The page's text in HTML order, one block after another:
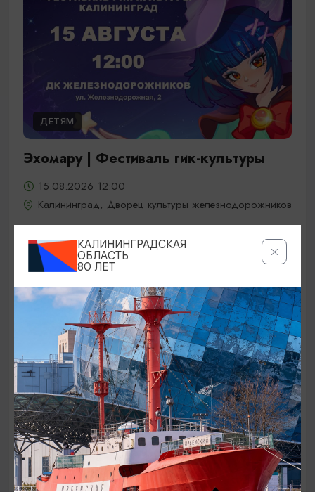
ДЕТЯМ
Эхомару | Фестиваль гик-культуры
15.08.2026 12:00
Калининград, Дворец культуры железнодорожников
ОТ 5000₽
КОНЦЕРТЫ
Jony / Джони
15.08.2026 19:00
КАЛИНИНГРАДСКАЯ
ОБЛАСТЬ
80 ЛЕТ